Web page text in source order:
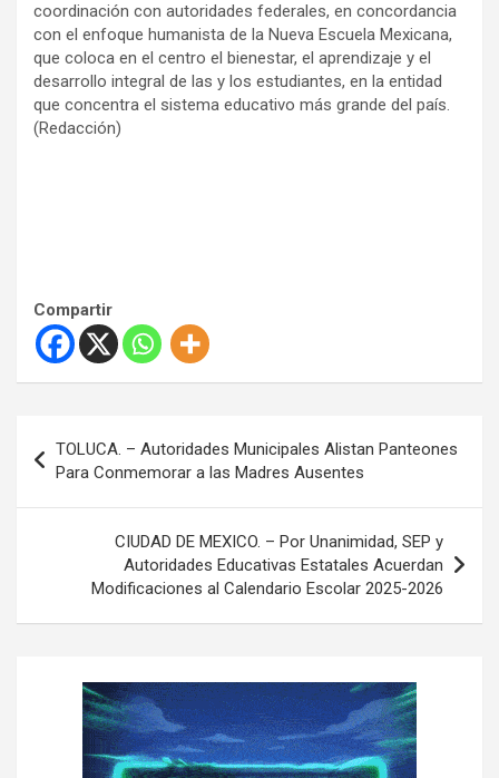
coordinación con autoridades federales, en concordancia
con el enfoque humanista de la Nueva Escuela Mexicana,
que coloca en el centro el bienestar, el aprendizaje y el
desarrollo integral de las y los estudiantes, en la entidad
que concentra el sistema educativo más grande del país.
(Redacción)
Compartir
v
TOLUCA. – Autoridades Municipales Alistan Panteones
Para Conmemorar a las Madres Ausentes
CIUDAD DE MEXICO. – Por Unanimidad, SEP y
Autoridades Educativas Estatales Acuerdan
Modificaciones al Calendario Escolar 2025-2026